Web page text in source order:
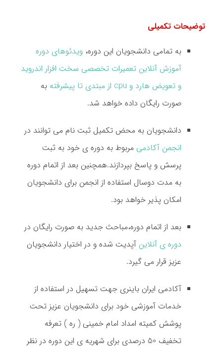
توضیحات تکمیلی
به تمامی دانشجویان این دوره،ویدئوهای دوره
آموزش آنلاین تعمیرات تخصصی سخت افزار اندروید
و تعویض هارد و cpu از مبتدی تا پیشرفته
به
صورت رایگان داده خواهد شد.
دانشجویان به محض تکمیل ثبت نام می توانند در
انجمن آکادمی مربوط به دوره ی خود به ثبت
پرسش و پاسخ بپردازند.همچنین بعد از اتمام دوره
به مدت دوسال استفاده از انجمن برای دانشجویان
امکان پذیر خواهد بود.
بعد از اتمام دوره،مباحث جدید به صورت رایگان در
دوره ی آنلاین آپدیت شده و در اختیار دانشجویان
عزیز قرار می گیرد.
آکادمی ایران باینری جهت تسهیل در استفاده از
خدمات آموزشی خود برای دانشجویان عزیز تحت
پوشش کمیته امداد امام خمینی ( ره ) تعرفه
تخفیف 50 درصدی برای شهریه ی این دوره در نظر